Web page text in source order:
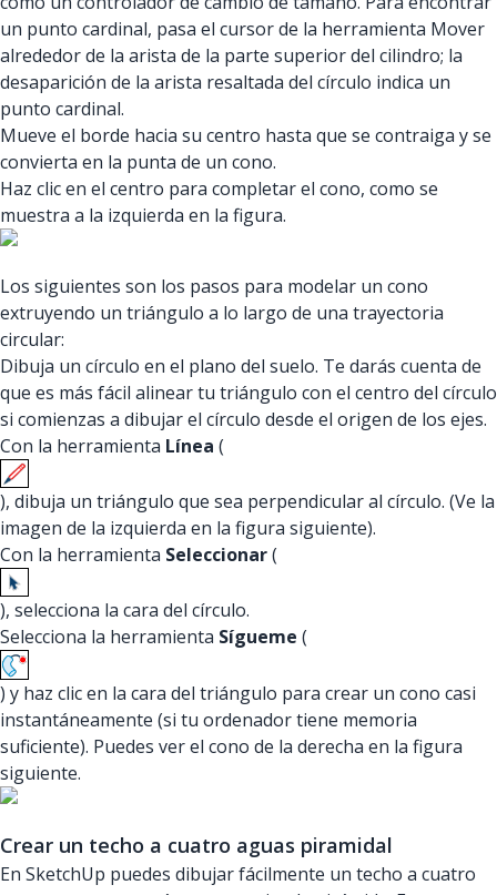
un punto cardinal, pasa el cursor de la herramienta Mover
alrededor de la arista de la parte superior del cilindro; la
desaparición de la arista resaltada del círculo indica un
punto cardinal.
Mueve el borde hacia su centro hasta que se contraiga y se
convierta en la punta de un cono.
Haz clic en el centro para completar el cono, como se
muestra a la izquierda en la figura.
Los siguientes son los pasos para modelar un cono
extruyendo un triángulo a lo largo de una trayectoria
circular:
Dibuja un círculo en el plano del suelo. Te darás cuenta de
que es más fácil alinear tu triángulo con el centro del círculo
si comienzas a dibujar el círculo desde el origen de los ejes.
Con la herramienta Línea (
), dibuja un triángulo que sea perpendicular al círculo. (Ve la
imagen de la izquierda en la figura siguiente).
Con la herramienta Seleccionar(
), selecciona la cara del círculo.
Selecciona la herramienta Sígueme (
) y haz clic en la cara del triángulo para crear un cono casi
instantáneamente (si tu ordenador tiene memoria
suficiente). Puedes ver el cono de la derecha en la figura
siguiente.
Crear un techo a cuatro aguas piramidal
En SketchUp puedes dibujar fácilmente un techo a cuatro